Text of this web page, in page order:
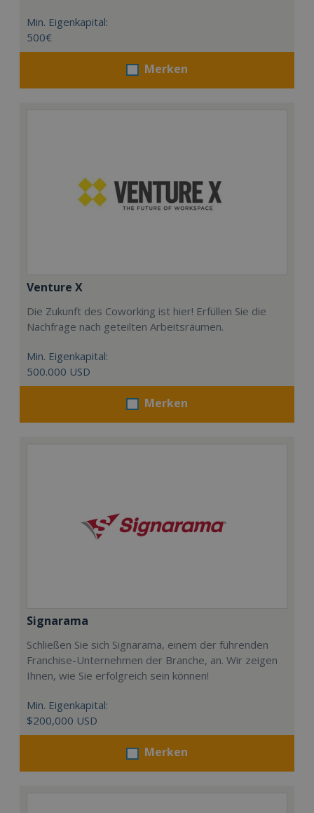
Min. Eigenkapital:
500€
Merken
Venture X
Die Zukunft des Coworking ist hier! Erfüllen Sie die
Nachfrage nach geteilten Arbeitsräumen.
Min. Eigenkapital:
500.000 USD
Merken
Signarama
Schließen Sie sich Signarama, einem der führenden
Franchise-Unternehmen der Branche, an. Wir zeigen
Ihnen, wie Sie erfolgreich sein können!
Min. Eigenkapital:
$200,000 USD
Merken